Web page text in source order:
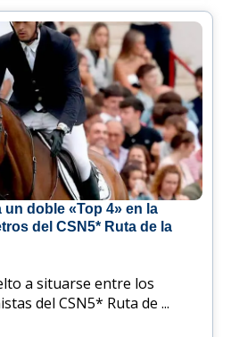
doble «Top 4» en la
del CSN5* Ruta de la
a situarse entre los
del CSN5* Ruta de ...